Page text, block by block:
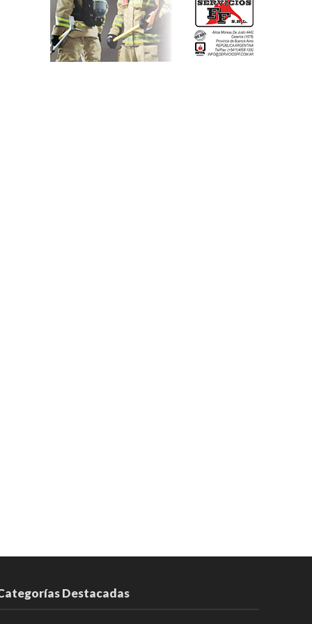
Destacadas